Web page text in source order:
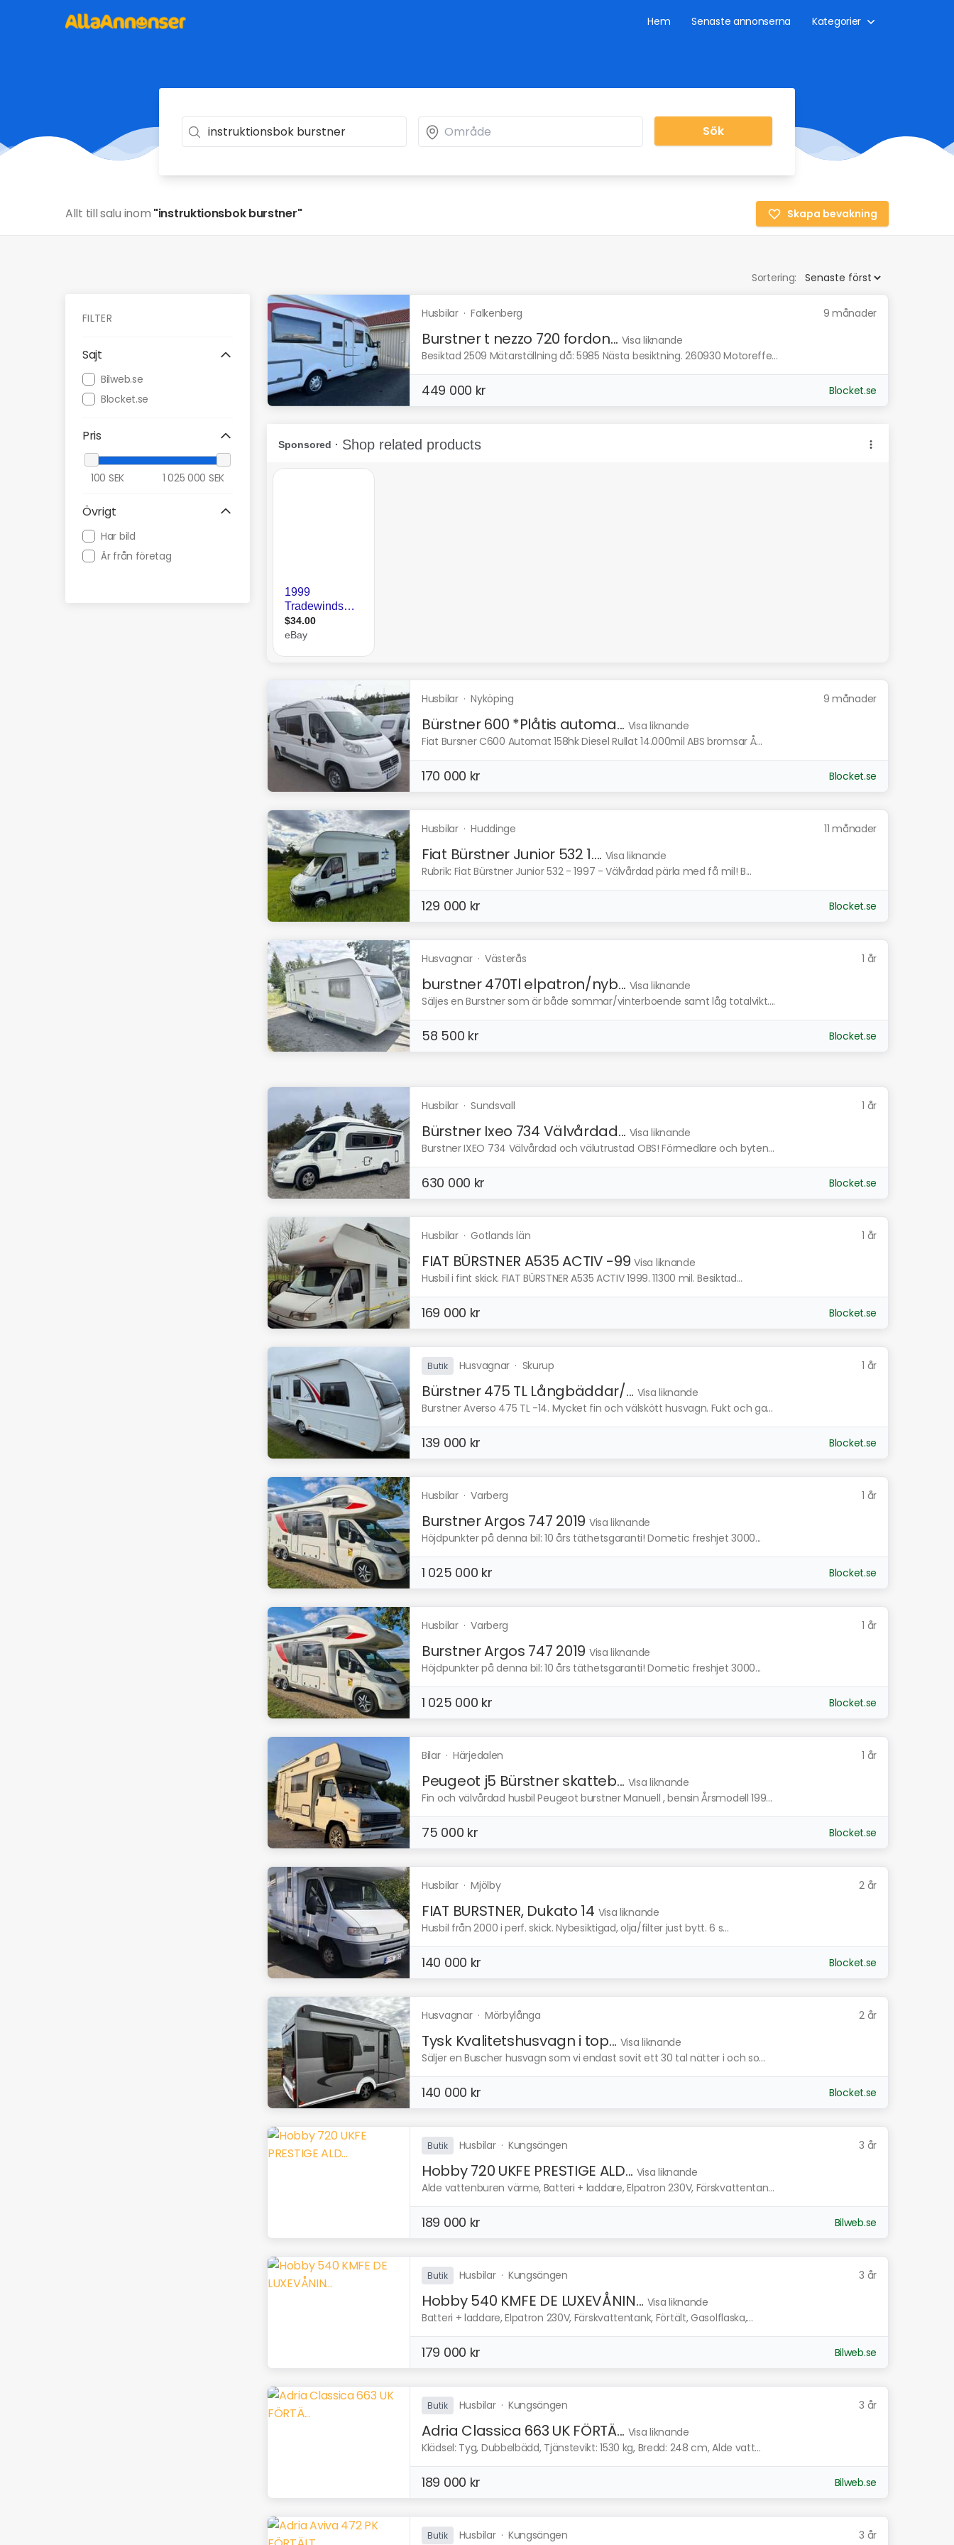
Hem Senaste annonserna Kategorier
Sök
Allt till salu inom "instruktionsbok burstner" Skapa bevakning
Sortering:
FILTER
Sajt
Bilweb.se
Blocket.se
Pris
100 SEK 1 025 000 SEK
Övrigt
Har bild
Är från företag
Husbilar·Falkenberg 9 månader
Burstner t nezzo 720 fordon... Visa liknande
Besiktad 2509 Mätarställning då: 5985 Nästa besiktning. 260930 Motoreffe...
449 000 kr Blocket.se
Husbilar·Nyköping 9 månader
Bürstner 600 *Plåtis automa... Visa liknande
Fiat Bursner C600 Automat 158hk Diesel Rullat 14.000mil ABS bromsar Å...
170 000 kr Blocket.se
Husbilar·Huddinge 11 månader
Fiat Bürstner Junior 532 1.... Visa liknande
Rubrik: Fiat Bürstner Junior 532 - 1997 - Välvårdad pärla med få mil! B...
129 000 kr Blocket.se
Husvagnar· Västerås 1 år
burstner 470Tl elpatron/nyb... Visa liknande
Säljes en Burstner som är både sommar/vinterboende samt låg totalvikt....
58 500 kr Blocket.se
Husbilar·Sundsvall 1 år
Bürstner Ixeo 734 Välvårdad... Visa liknande
Burstner IXEO 734 Välvårdad och välutrustad OBS! Förmedlare och byten...
630 000 kr Blocket.se
Husbilar·Gotlands län 1 år
FIAT BÜRSTNER A535 ACTIV -99 Visa liknande
Husbil i fint skick. FIAT BÜRSTNER A535 ACTIV 1999. 11300 mil. Besiktad...
169 000 kr Blocket.se
Butik Husvagnar · Skurup 1 år
Bürstner 475 TL Långbäddar/... Visa liknande
Burstner Averso 475 TL -14. Mycket fin och välskött husvagn. Fukt och ga...
139 000 kr Blocket.se
Husbilar·Varberg 1 år
Burstner Argos 747 2019 Visa liknande
Höjdpunkter på denna bil: 10 års täthetsgaranti! Dometic freshjet 3000...
1 025 000 kr Blocket.se
Husbilar·Varberg 1 år
Burstner Argos 747 2019 Visa liknande
Höjdpunkter på denna bil: 10 års täthetsgaranti! Dometic freshjet 3000...
1 025 000 kr Blocket.se
Bilar· Härjedalen 1 år
Peugeot j5 Bürstner skatteb... Visa liknande
Fin och välvårdad husbil Peugeot burstner Manuell , bensin Årsmodell 199...
75 000 kr Blocket.se
Husbilar·Mjölby 2 år
FIAT BURSTNER, Dukato 14 Visa liknande
Husbil från 2000 i perf. skick. Nybesiktigad, olja/filter just bytt. 6 s...
140 000 kr Blocket.se
Husvagnar· Mörbylånga 2 år
Tysk Kvalitetshusvagn i top... Visa liknande
Säljer en Buscher husvagn som vi endast sovit ett 30 tal nätter i och so...
140 000 kr Blocket.se
Butik Husbilar· Kungsängen 3 år
Hobby 720 UKFE PRESTIGE ALD... Visa liknande
Alde vattenburen värme, Batteri + laddare, Elpatron 230V, Färskvattentan...
189 000 kr Bilweb.se
Butik Husbilar· Kungsängen 3 år
Hobby 540 KMFE DE LUXEVÅNIN... Visa liknande
Batteri + laddare, Elpatron 230V, Färskvattentank, Förtält, Gasolflaska,...
179 000 kr Bilweb.se
Butik Husbilar· Kungsängen 3 år
Adria Classica 663 UK FÖRTÄ... Visa liknande
Klädsel: Tyg, Dubbelbädd, Tjänstevikt: 1530 kg, Bredd: 248 cm, Alde vatt...
189 000 kr Bilweb.se
Butik Husbilar· Kungsängen 3 år